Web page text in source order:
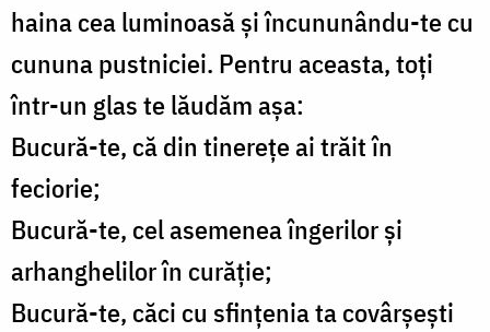
haina cea luminoasă și încununându-te cu
cununa pustniciei. Pentru aceasta, toți
într-un glas te lăudăm așa:
Bucură-te, că din tinerețe ai trăit în
feciorie;
Bucură-te, cel asemenea îngerilor și
arhanghelilor în curăție;
Bucură-te, căci cu sfințenia ta covârșești